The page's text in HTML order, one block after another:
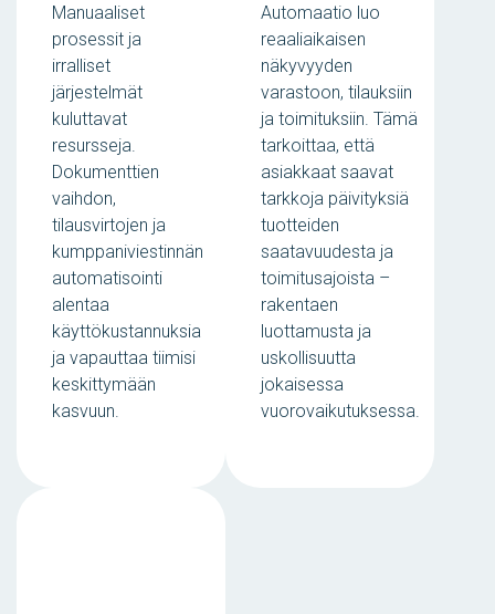
Manuaaliset
prosessit ja
irralliset
järjestelmät
kuluttavat
resursseja.
Dokumenttien
vaihdon,
tilausvirtojen ja
kumppaniviestinnän
automatisointi
alentaa
käyttökustannuksia
ja vapauttaa tiimisi
keskittymään
kasvuun.
Automaatio luo
reaaliaikaisen
näkyvyyden
varastoon, tilauksiin
ja toimituksiin. Tämä
tarkoittaa, että
asiakkaat saavat
tarkkoja päivityksiä
tuotteiden
saatavuudesta ja
toimitusajoista –
rakentaen
luottamusta ja
uskollisuutta
jokaisessa
vuorovaikutuksessa.